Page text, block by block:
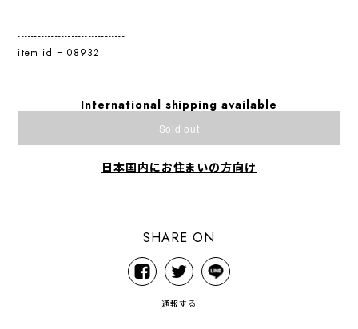
--------------------------------
item id = 08932
International shipping available
Sold out
日本国内にお住まいの方向け
SHARE ON
通報する